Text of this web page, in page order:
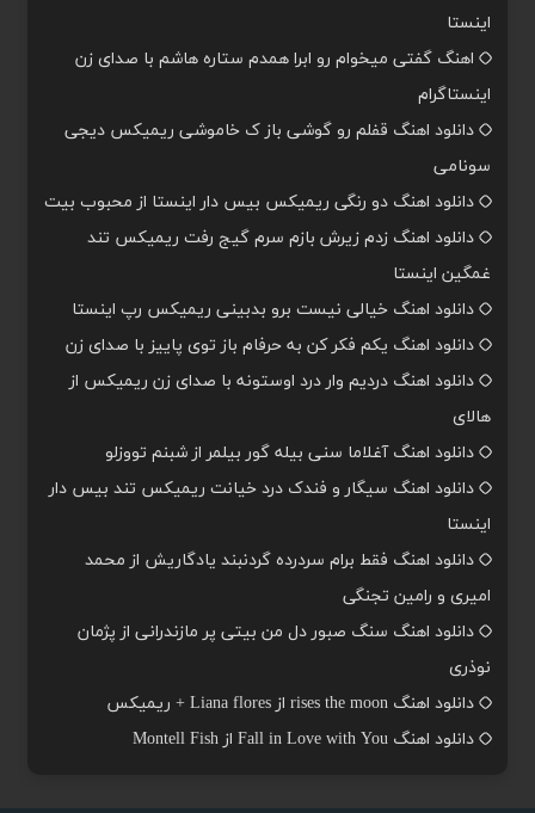
اینستا
اهنگ گفتی میخوام رو ابرا همدم ستاره هاشم با صدای زن
اینستاگرام
دانلود اهنگ قفلم رو گوشی باز ک خاموشی ریمیکس دیجی
سونامی
دانلود اهنگ دو رنگی ریمیکس بیس دار اینستا از محبوب بیت
دانلود اهنگ زدم زیرش بازم سرم گیج رفت ریمیکس تند
غمگین اینستا
دانلود اهنگ خیالی نیست برو بدبینی ریمیکس رپ اینستا
دانلود اهنگ یکم فکر کن به حرفام باز توی پاییز با صدای زن
دانلود اهنگ دردیم وار درد اوستونه با صدای زن ریمیکس از
هالای
دانلود اهنگ آغلاما سنی بیله گور بیلمر از شبنم تووزلو
دانلود اهنگ سیگار و فندک درد خیانت ریمیکس تند بیس دار
اینستا
دانلود اهنگ فقط برام سردرده گردنبند یادگاریش از محمد
امیری و رامین تجنگی
دانلود اهنگ سنگ صبور دل من بیتی پر مازندرانی از پژمان
نوذری
دانلود اهنگ rises the moon از Liana flores + ریمیکس
دانلود اهنگ Fall in Love with You از Montell Fish